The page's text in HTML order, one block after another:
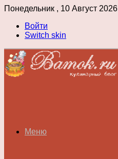
Понедельник , 10 Август 2026
Войти
Switch skin
Меню